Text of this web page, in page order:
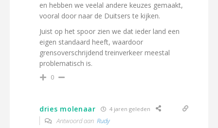
en hebben we veelal andere keuzes gemaakt,
vooral door naar de Duitsers te kijken.
Juist op het spoor zien we dat ieder land een
eigen standaard heeft, waardoor
grensoverschrijdend treinverkeer meestal
problematisch is.
0
dries molenaar 4 jaren geleden
Antwoord aan Rudy